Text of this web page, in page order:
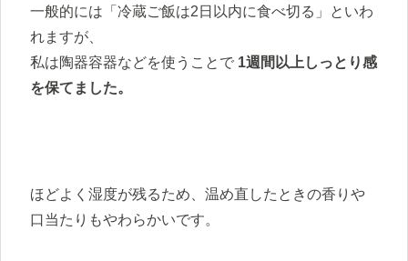
一般的には「冷蔵ご飯は2日以内に食べ切る」といわ
れますが、
私は陶器容器などを使うことで 1週間以上しっとり感
を保てました。
ほどよく湿度が残るため、温め直したときの香りや
口当たりもやわらかいです。